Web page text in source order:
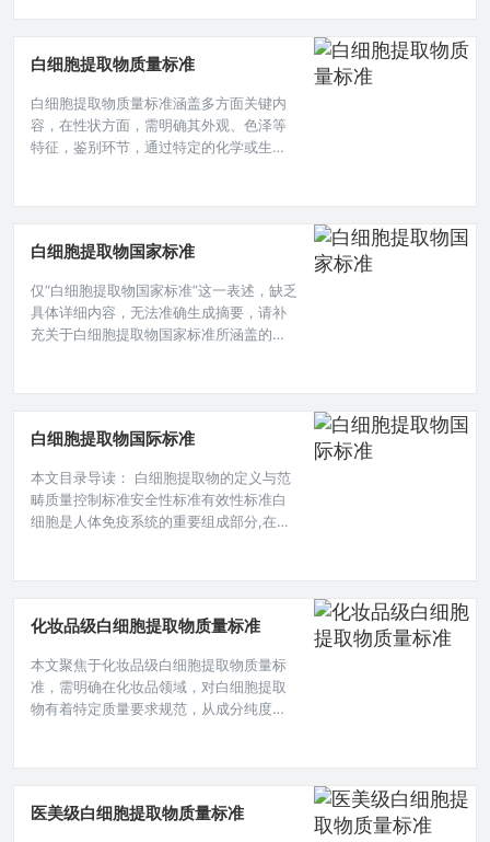
的白细胞提取物等相关具体信息。本文目
量控制生产与包装储存与有效期在现代生
物医学领域，白细胞提取物作为一种
白细胞提取物质量标准
白细胞提取物质量标准涵盖多方面关键内
容，在性状方面，需明确其外观、色泽等
特征，鉴别环节，通过特定的化学或生物
有效性。白细胞提取物在医学、科研等诸
控至关重要，这直接关系到相关应用的安
全性与有效性,以下是对白细胞提取物质量
标
白细胞提取物国家标准
仅“白细胞提取物国家标准”这一表述，缺乏
具体详细内容，无法准确生成摘要，请补
充关于白细胞提取物国家标准所涵盖的具
抵御病原体入侵等方面发挥着关键作用，
在一些医疗领域展现出潜在的应用价值,因
此制定科学合理的国家标准显得尤为重要
白细胞提取物国际标准
本文目录导读： 白细胞提取物的定义与范
畴质量控制标准安全性标准有效性标准白
细胞是人体免疫系统的重要组成部分,在抵
保其安全性、有效性和质量的可控性，制
物的定义与范畴 白细胞提取物是指从人体
或动物的白细胞中通过特定的
化妆品级白细胞提取物质量标准
本文聚焦于化妆品级白细胞提取物质量标
准，需明确在化妆品领域，对白细胞提取
物有着特定质量要求规范，从成分纯度、
业飞速发展的背景下，各类新型成分不断
医美级白细胞提取物质量标准